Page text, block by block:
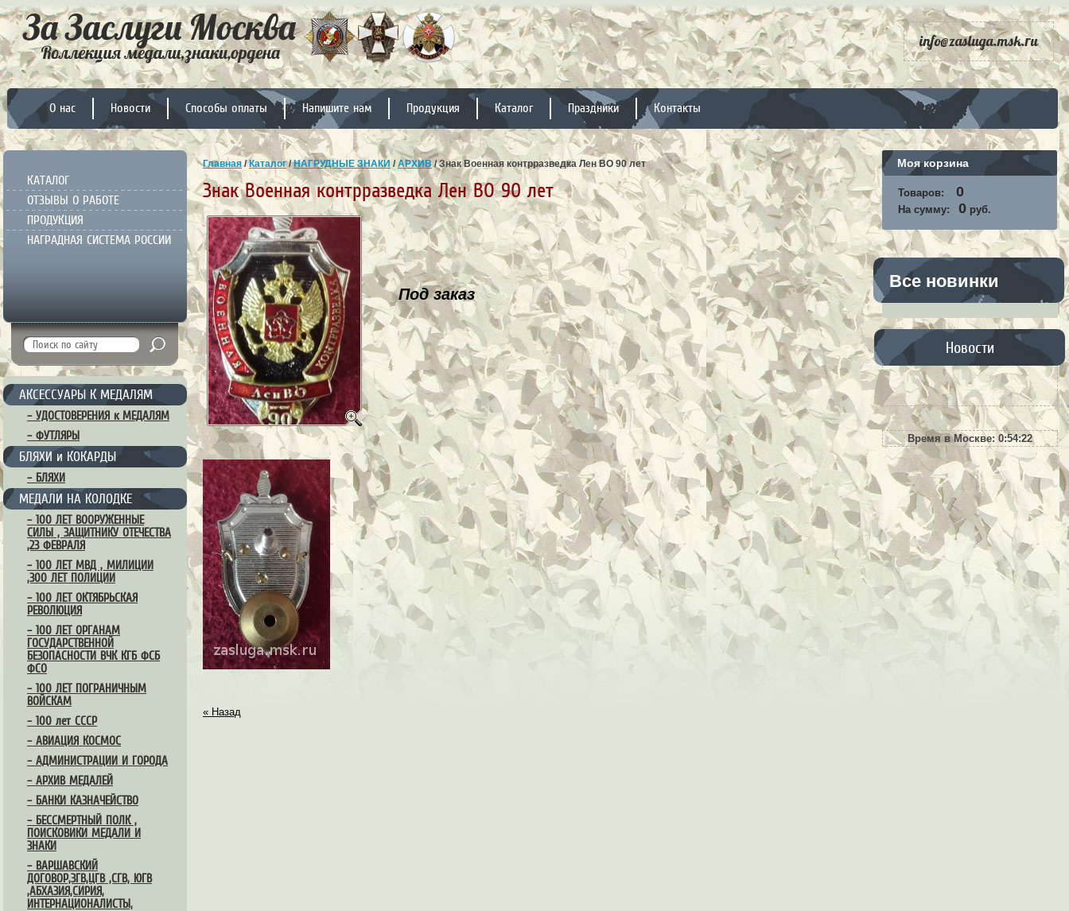
info@zasluga.msk.ru
О нас Новости Способы оплаты Напишите нам Продукция Каталог Праздники Контакты
КАТАЛОГ
ОТЗЫВЫ О РАБОТЕ
ПРОДУКЦИЯ
НАГРАДНАЯ СИСТЕМА РОССИИ
АКСЕССУАРЫ К МЕДАЛЯМ
– УДОСТОВЕРЕНИЯ к МЕДАЛЯМ
– ФУТЛЯРЫ
БЛЯХИ и КОКАРДЫ
– БЛЯХИ
МЕДАЛИ НА КОЛОДКЕ
– 100 ЛЕТ ВООРУЖЕННЫЕ
СИЛЫ , ЗАЩИТНИКУ ОТЕЧЕСТВА
,23 ФЕВРАЛЯ
– 100 ЛЕТ МВД , МИЛИЦИИ
,300 ЛЕТ ПОЛИЦИИ
– 100 ЛЕТ ОКТЯБРЬСКАЯ
РЕВОЛЮЦИЯ
– 100 ЛЕТ ОРГАНАМ
ГОСУДАРСТВЕННОЙ
БЕЗОПАСНОСТИ ВЧК КГБ ФСБ
ФСО
– 100 ЛЕТ ПОГРАНИЧНЫМ
ВОЙСКАМ
– 100 лет СССР
– АВИАЦИЯ КОСМОС
– АДМИНИСТРАЦИИ И ГОРОДА
– АРХИВ МЕДАЛЕЙ
– БАНКИ КАЗНАЧЕЙСТВО
– БЕССМЕРТНЫЙ ПОЛК ,
ПОИСКОВИКИ МЕДАЛИ И
ЗНАКИ
– ВАРШАВСКИЙ
ДОГОВОР,ЗГВ,ЦГВ ,СГВ, ЮГВ
,АБХАЗИЯ,СИРИЯ,
ИНТЕРНАЦИОНАЛИСТЫ,
Главная/Каталог/НАГРУДНЫЕ ЗНАКИ / АРХИВ/ Знак Военная контрразведка Лен ВО 90 лет
Знак Военная контрразведка Лен ВО 90 лет
Под заказ
« Назад
Моя корзина
Товаров: 0
На сумму: 0 руб.
Все новинки
Новости
Время в Москве: 0:54:23